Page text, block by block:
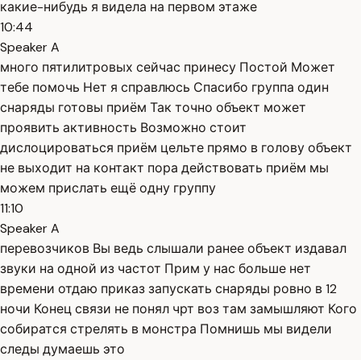
какие-нибудь я видела на первом этаже
10:44
Speaker A
много пятилитровых сейчас принесу Постой Может
тебе помочь Нет я справлюсь Спасибо группа один
снаряды готовы приём Так точно объект может
проявить активность Возможно стоит
дислоцироваться приём цельте прямо в голову объект
не выходит на контакт пора действовать приём мы
можем прислать ещё одну группу
11:10
Speaker A
перевозчиков Вы ведь слышали ранее объект издавал
звуки на одной из частот Прим у нас больше нет
времени отдаю приказ запускать снаряды ровно в 12
ночи Конец связи не понял чрт воз там замышляют Кого
собиратся стрелять в монстра Помнишь мы видели
следы думаешь это